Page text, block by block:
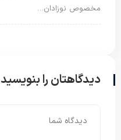
مخصوص نوزادان…
دیدگاهتان را بنویسید